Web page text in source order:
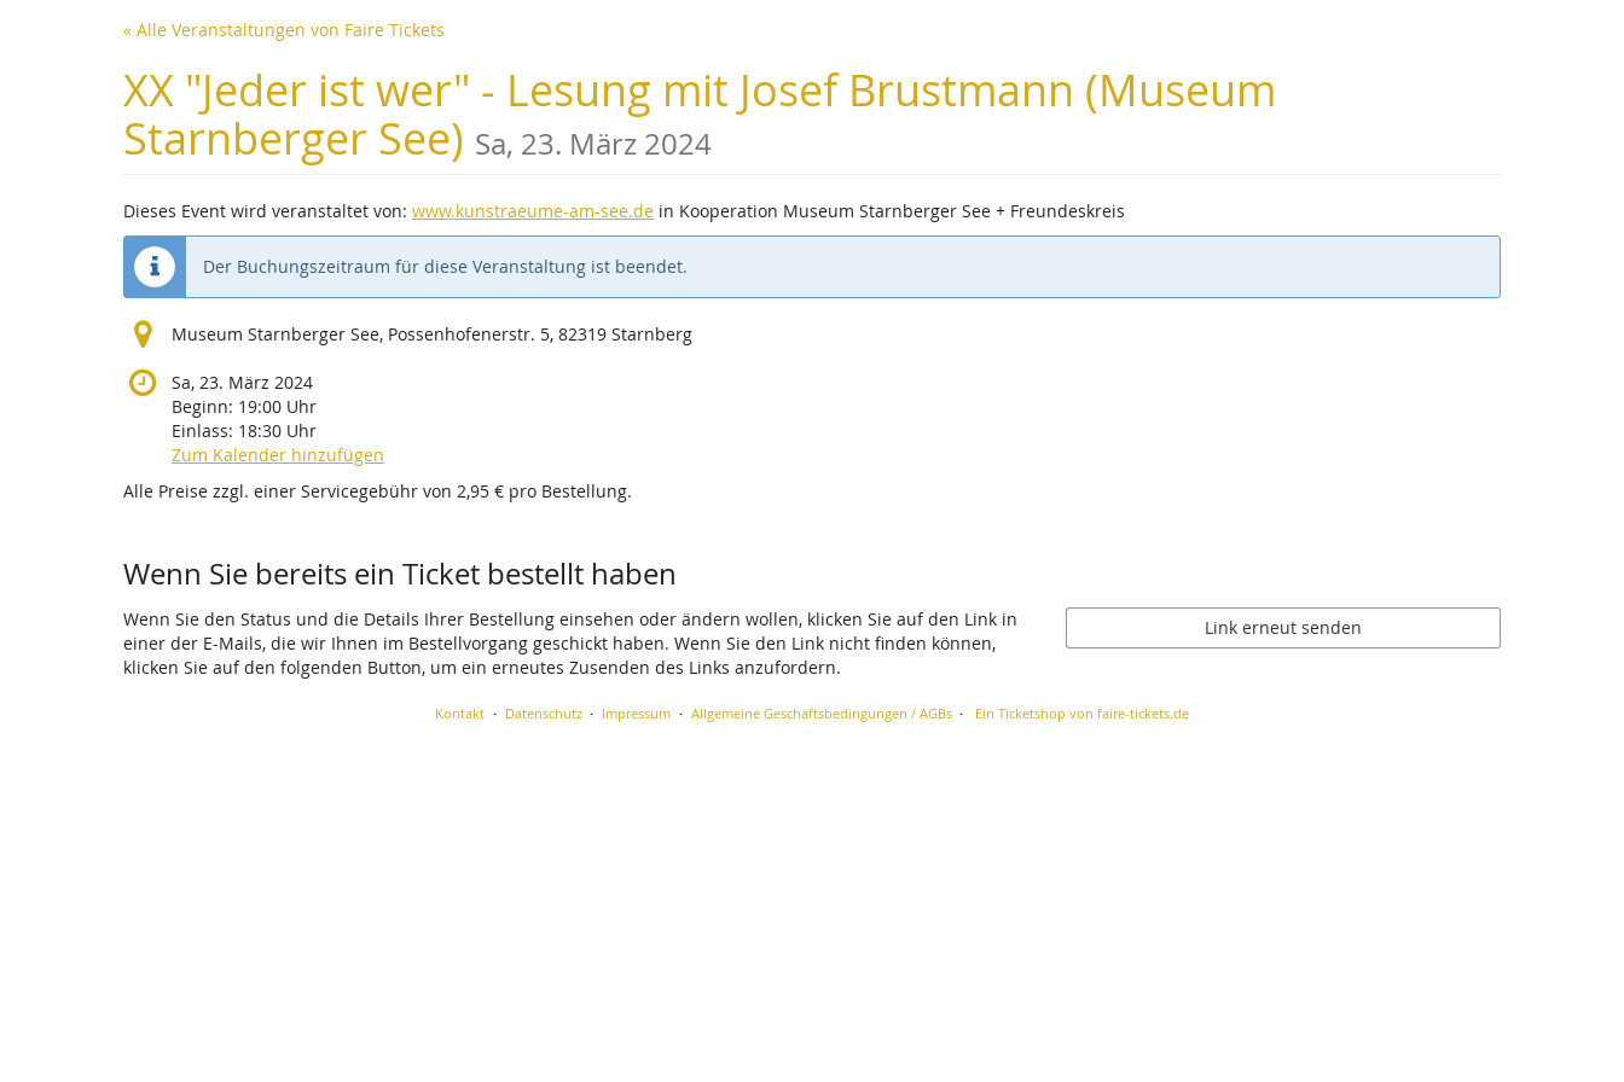
« Alle Veranstaltungen von Faire Tickets
XX "Jeder ist wer" - Lesung mit Josef Brustmann (Museum
Starnberger See) Sa, 23. März 2024
Dieses Event wird veranstaltet von: www.kunstraeume-am-see.de in Kooperation Museum Starnberger See + Freundeskreis
Der Buchungszeitraum für diese Veranstaltung ist beendet.
Museum Starnberger See, Possenhofenerstr. 5, 82319 Starnberg
Sa, 23. März 2024
Beginn: 19:00 Uhr
Einlass: 18:30 Uhr
Zum Kalender hinzufügen
Alle Preise zzgl. einer Servicegebühr von 2,95 € pro Bestellung.
Wenn Sie bereits ein Ticket bestellt haben
Wenn Sie den Status und die Details Ihrer Bestellung einsehen oder ändern wollen, klicken Sie auf den Link in
einer der E-Mails, die wir Ihnen im Bestellvorgang geschickt haben. Wenn Sie den Link nicht finden können,
klicken Sie auf den folgenden Button, um ein erneutes Zusenden des Links anzufordern.
Link erneut senden
Kontakt Datenschutz Impressum Allgemeine Geschäftsbedingungen / AGBs Ein Ticketshop von faire-tickets.de